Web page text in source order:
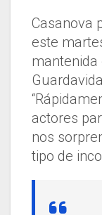
Casanova
este
mantenida
actores
nos
tipo de